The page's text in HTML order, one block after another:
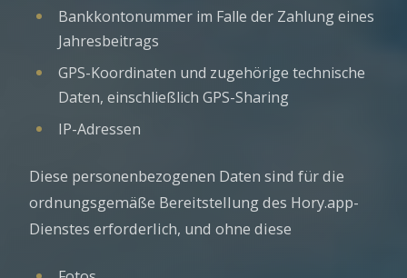
Bankkontonummer im Falle der Zahlung eines
Jahresbeitrags
GPS-Koordinaten und zugehörige technische
Daten, einschließlich GPS-Sharing
IP-Adressen
Diese personenbezogenen Daten sind für die
ordnungsgemäße Bereitstellung des Hory.app-
Dienstes erforderlich, und ohne diese